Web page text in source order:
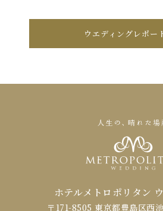
ウエディングレポー
ホテルメトロポリタン
〒171-8505 東京都豊島区西